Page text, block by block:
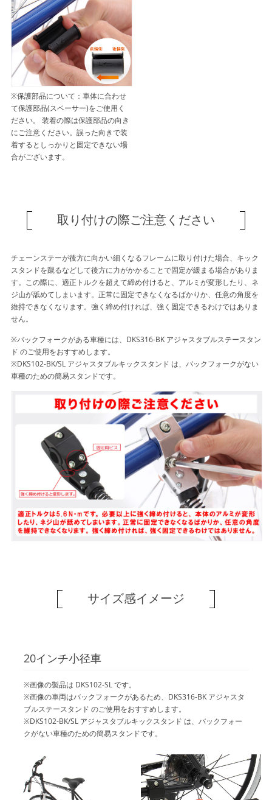
※保護部品について：車体に合わせ
て保護部品(スペーサー)をご使用く
ださい。 装着の際は保護部品の向き
にご注意ください。誤った向きで装
着するとしっかりと固定できない場
合がございます。
取り付けの際ご注意ください
チェーンステーが後方に向かい細くなるフレームに取り付けた場合、キック
スタンドを蹴るなどして後方に力がかかることで固定が緩まる場合がありま
す。この際に、適正トルクを超えて締め付けると、アルミが変形したり、ネ
ジ山が舐めてしまいます。正常に固定できなくなるばかりか、任意の角度を
維持できなくなります。強く締め付ければ、強く固定できるわけではありま
せん。
※バックフォークがある車種には、DKS316-BK アジャスタブルステースタン
ド のご使用をおすすめします。
※DKS102-BK/SL アジャスタブルキックスタンド は、バックフォークがない
車種のための簡易スタンドです。
サイズ感イメージ
20インチ小径車
※画像の製品は DKS102-SL です。
※画像の車両はバックフォークがあるため、DKS316-BK アジャスタ
ブルステースタンド のご使用をおすすめします。
※DKS102-BK/SL アジャスタブルキックスタンド は、バックフォー
クがない車種のための簡易スタンドです。